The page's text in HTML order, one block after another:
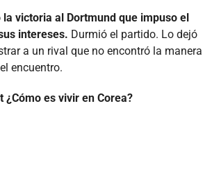
la victoria al Dortmund que impuso el
intereses. Durmió el partido. Lo dejó
a un rival que no encontró la manera
encuentro.
¿Cómo es vivir en Corea?